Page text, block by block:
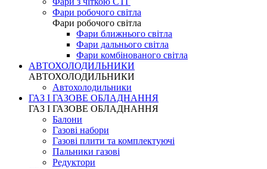
Фари робочого світла
Фари робочого світла
Фари ближнього світла
Фари дальнього світла
Фари комбінованого світла
АВТОХОЛОДИЛЬНИКИ
АВТОХОЛОДИЛЬНИКИ
Автохолодильники
ГАЗ І ГАЗОВЕ ОБЛАДНАННЯ
ГАЗ І ГАЗОВЕ ОБЛАДНАННЯ
Балони
Газові набори
Газові плити та комплектуючі
Пальники газові
Редуктори